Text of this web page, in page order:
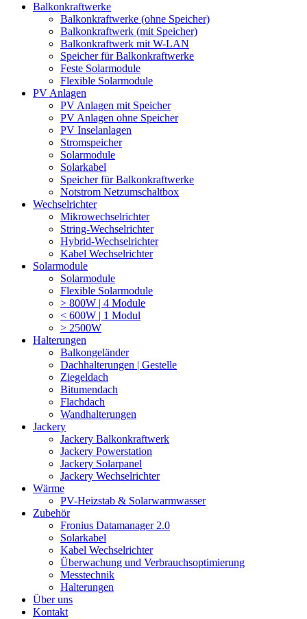
Balkonkraftwerke
Balkonkraftwerke (ohne Speicher)
Balkonkraftwerk (mit Speicher)
Balkonkraftwerk mit W-LAN
Speicher für Balkonkraftwerke
Feste Solarmodule
Flexible Solarmodule
PV Anlagen
PV Anlagen mit Speicher
PV Anlagen ohne Speicher
PV Inselanlagen
Stromspeicher
Solarmodule
Solarkabel
Speicher für Balkonkraftwerke
Notstrom Netzumschaltbox
Wechselrichter
Mikrowechselrichter
String-Wechselrichter
Hybrid-Wechselrichter
Kabel Wechselrichter
Solarmodule
Solarmodule
Flexible Solarmodule
> 800W | 4 Module
< 600W | 1 Modul
> 2500W
Halterungen
Balkongeländer
Dachhalterungen | Gestelle
Ziegeldach
Bitumendach
Flachdach
Wandhalterungen
Jackery
Jackery Balkonkraftwerk
Jackery Powerstation
Jackery Solarpanel
Jackery Wechselrichter
Wärme
PV-Heizstab & Solarwarmwasser
Zubehör
Fronius Datamanager 2.0
Solarkabel
Kabel Wechselrichter
Überwachung und Verbrauchsoptimierung
Messtechnik
Halterungen
Über uns
Kontakt